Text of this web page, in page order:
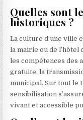
Quelles sont
historiques ?
La culture d’une ville
la mairie ou de l’hôtel
les compétences des
gratuite, la
municipal. Sur tout le
sensibilisation
vivant et accessible